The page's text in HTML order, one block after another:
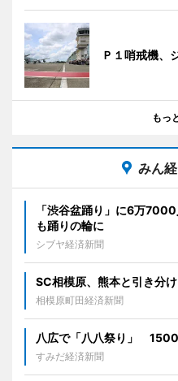
Ｐ１哨戒機、
もっ
みん
「渋谷盆踊り」に6万
も踊りの輪に
シブヤ経済新聞
SC相模原、熊本と引き分
相模原町田経済新聞
八広で「八八祭り」
すみだ経済新聞